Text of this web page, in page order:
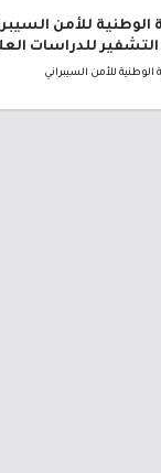
الوطنية للأمن
التشفير للدراسات
الوطنية للأمن السيبراني